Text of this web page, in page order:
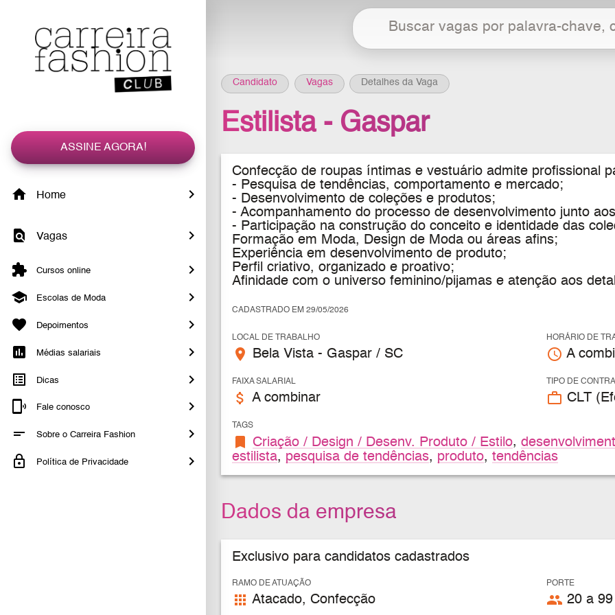
ASSINE AGORA!
Home
Vagas
Cursos online
Escolas de Moda
Depoimentos
Médias salariais
Dicas
Fale conosco
Sobre o Carreira Fashion
Política de Privacidade
Candidato Vagas Detalhes da Vaga
Estilista - Gaspar
Confecção de roupas íntimas e vestuário admite profissional
- Pesquisa de tendências, comportamento e mercado;
- Desenvolvimento de coleções e produtos;
- Acompanhamento do processo de desenvolvimento junto
- Participação na construção do conceito e identidade das
Formação em Moda, Design de Moda ou áreas afins;
Experiência em desenvolvimento de produto;
Perfil criativo, organizado e proativo;
Afinidade com o universo feminino/pijamas e atenção aos
CADASTRADO EM 29/05/2026
LOCAL DE TRABALHO
place Bela Vista - Gaspar / SC
HORÁRIO DE
access_time A
FAIXA SALARIAL
attach_money A combinar
TIPO DE
work_outline CLT
TAGS
bookmark Criação / Design / Desenv. Produto / Estilo,
estilista, pesquisa de tendências, produto, tendências
Dados da empresa
Exclusivo para candidatos cadastrados
RAMO DE ATUAÇÃO
apps Atacado, Confecção
PORTE
people 20 a